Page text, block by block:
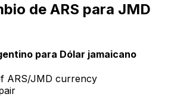
de ARS para JMD
para Dólar jamaicano
ARS/JMD currency